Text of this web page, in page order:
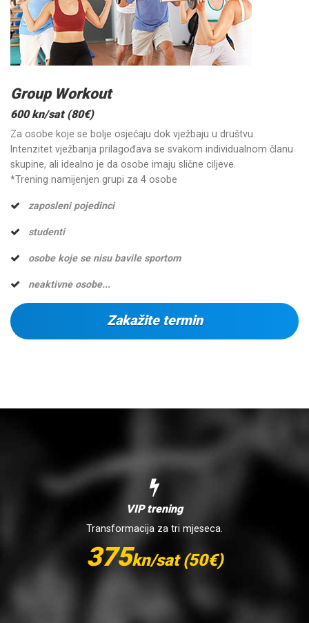
Group Workout
600 kn/sat (80€)
Za osobe koje se bolje osjećaju dok vježbaju u društvu.
Intenzitet vježbanja prilagođava se svakom individualnom članu
skupine, ali idealno je da osobe imaju slične ciljeve.
*Trening namijenjen grupi za 4 osobe
zaposleni pojedinci
studenti
osobe koje se nisu bavile sportom
neaktivne osobe...
Zakažite termin
VIP trening
Transformacija za tri mjeseca.
375kn/sat (50€)